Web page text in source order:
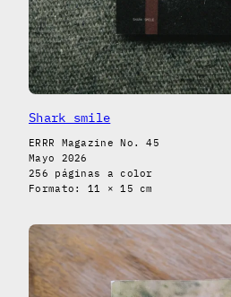
Shark smile
ERRR Magazine No. 45
Mayo 2026
256 páginas a color
Formato: 11 × 15 cm